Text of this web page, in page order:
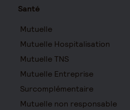
Santé
Mutuelle
Mutuelle Hospitalisation
Mutuelle TNS
Mutuelle Entreprise
Surcomplémentaire
Mutuelle non responsable